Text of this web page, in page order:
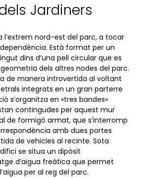
Jardiners
l’extrem nord-est del parc, a tocar
Està format per un
dins d’una pell circular que es
dels altres nodes del parc.
de manera introvertida al voltant
integrats en un gran parterre
s’organitza en «tres bandes»
contingudes per aquest mur
de formigó armat, que s’interromp
amb dues portes
de vehicles al recinte. Sota
se situa un dipòsit
d’aigua freàtica que permet
per al reg del parc.